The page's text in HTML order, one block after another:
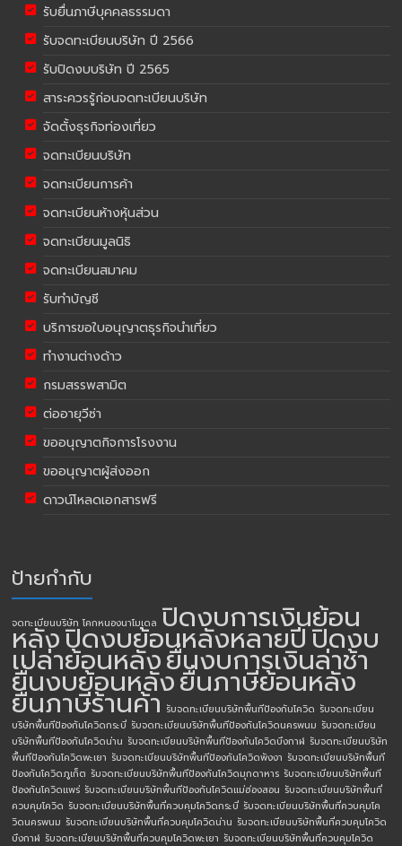
รับยื่นภาษีบุคคลธรรมดา
รับจดทะเบียนบริษัท ปี 2566
รับปิดงบบริษัท ปี 2565
สาระควรรู้ก่อนจดทะเบียนบริษัท
จัดตั้งธุรกิจท่องเที่ยว
จดทะเบียนบริษัท
จดทะเบียนการค้า
จดทะเบียนห้างหุ้นส่วน
จดทะเบียนมูลนิธิ
จดทะเบียนสมาคม
รับทำบัญชี
บริการขอใบอนุญาตธุรกิจนำเที่ยว
ทำงานต่างด้าว
กรมสรรพสามิต
ต่ออายุวีซ่า
ขออนุญาตกิจการโรงงาน
ขออนุญาตผู้ส่งออก
ดาวน์โหลดเอกสารฟรี
ป้ายกำกับ
จดทะเบียนบริษัท โคกหนองนาโมเดล ปิดงบการเงินย้อน
หลังปิดงบย้อนหลังหลายปีปิดงบ
เปล่าย้อนหลังยื่นงบการเงินล่าช้า
ยื่นงบย้อนหลังยื่นภาษีย้อนหลัง
ยื่นภาษีร้านค้า รับจดทะเบียนบริษัทพื้นทีป้องกันโควิด รับจดทะเบียน
บริษัทพื้นทีป้องกันโควิดกระบี่ รับจดทะเบียนบริษัทพื้นทีป้องกันโควิดนครพนม รับจดทะเบียน
บริษัทพื้นทีป้องกันโควิดน่าน รับจดทะเบียนบริษัทพื้นทีป้องกันโควิดบึงกาฬ รับจดทะเบียนบริษัท
พื้นทีป้องกันโควิดพะเยา รับจดทะเบียนบริษัทพื้นทีป้องกันโควิดพังงา รับจดทะเบียนบริษัทพื้นที
ป้องกันโควิดภูเก็ต รับจดทะเบียนบริษัทพื้นทีป้องกันโควิดมุกดาหาร รับจดทะเบียนบริษัทพื้นที
ป้องกันโควิดแพร่ รับจดทะเบียนบริษัทพื้นทีป้องกันโควิดแม่ฮ่องสอน รับจดทะเบียนบริษัทพื้นที่
ควบคุมโควิด รับจดทะเบียนบริษัทพื้นที่ควบคุมโควิดกระบี่ รับจดทะเบียนบริษัทพื้นที่ควบคุมโค
วิดนครพนม รับจดทะเบียนบริษัทพื้นที่ควบคุมโควิดน่าน รับจดทะเบียนบริษัทพื้นที่ควบคุมโควิด
บึงกาฬ รับจดทะเบียนบริษัทพื้นที่ควบคุมโควิดพะเยา รับจดทะเบียนบริษัทพื้นที่ควบคุมโควิด